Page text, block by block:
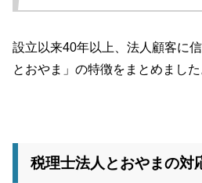
設立以来40年以上、法人顧客に
とおやま」の特徴をまとめました
税理士法人とおやまの